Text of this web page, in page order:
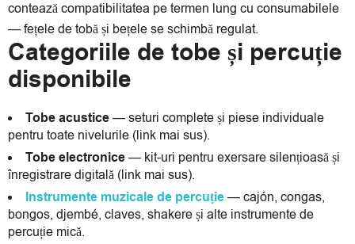
contează compatibilitatea pe termen lung cu consumabilele
— fețele de tobă și bețele se schimbă regulat.
Categoriile de tobe și percuție
disponibile
Tobe acustice— seturi complete și piese individuale
pentru toate nivelurile (link mai sus).
Tobe electronice— kit-uri pentru exersare silențioasă și
înregistrare digitală (link mai sus).
Instrumente muzicale de percuție— cajón, congas,
bongos, djembé, claves, shakere și alte instrumente de
percuție mică.